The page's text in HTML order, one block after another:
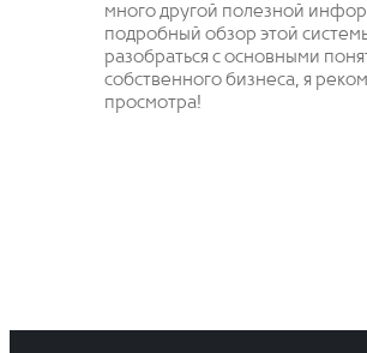
много другой полезной
подробный обзор этой
разобраться с основными
собственного бизнеса, я
просмотра!